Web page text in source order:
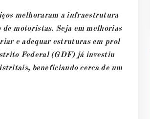
melhoraram a infraestrutura
motoristas. Seja em melhorias
e adequar estruturas em prol
Federal (GDF) já investiu
beneficiando cerca de um